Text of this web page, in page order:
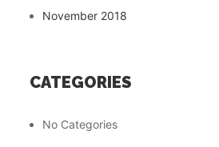
November 2018
CATEGORIES
No Categories